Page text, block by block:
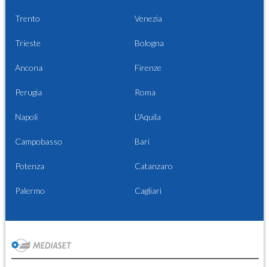
Trento Venezia
Trieste Bologna
Ancona Firenze
Perugia Roma
Napoli L'Aquila
Campobasso Bari
Potenza Catanzaro
Palermo Cagliari